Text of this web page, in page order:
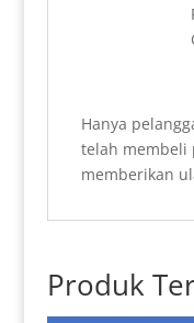
Hanya
telah membeli
memberikan
Produk